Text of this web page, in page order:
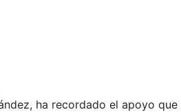
ha recordado el apoyo que